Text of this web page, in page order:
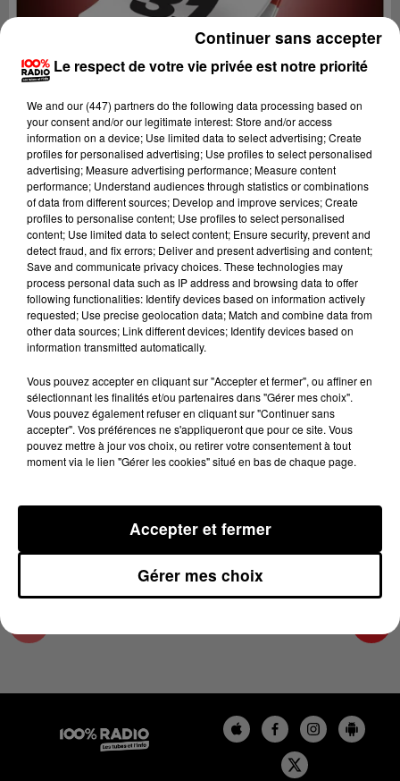
Lecture (1 min 9 sec)
100%
100% Radio l'agenda de Toulouse
8 août 2024 - 1 min 9 sec
L'AGENDA DE TOULOUSE DU 08/08/2024 À
06H46
L'agenda de Toulouse
Le respect de votre vie privée est notre priorité
We and our (447) partnersdo the following data processing based on
your consent and/or our legitimate interest: Store and/or access
information on a device; Use limited data to select advertising; Create
profiles for personalised advertising; Use profiles to select personalised
advertising; Measure advertising performance; Measure content
performance; Understand audiences through statistics or combinations
of data from different sources; Develop and improve services; Create
profiles to personalise content; Use profiles to select personalised
content; Use limited data to select content; Ensure security, prevent and
detect fraud, and fix errors; Deliver and present advertising and content;
Save and communicate privacy choices. These technologies may
process personal data such as IP address and browsing data to offer
following functionalities: Identify devices based on information actively
requested; Use precise geolocation data; Match and combine data from
other data sources; Link different devices; Identify devices based on
information transmitted automatically.
Vous pouvez accepter en cliquant sur "Accepter et fermer", ou affiner en
sélectionnant les finalités et/ou partenaires dans "Gérer mes choix".
Vous pouvez également refuser en cliquant sur "Continuer sans
accepter". Vos préférences ne s'appliqueront que pour ce site. Vous
pouvez mettre à jour vos choix, ou retirer votre consentement à tout
moment via le lien "Gérer les cookies" situé en bas de chaque page.
Gérer mes choix
Accepter et fermer
Continuer sans accepter